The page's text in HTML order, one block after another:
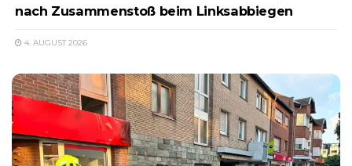
nach Zusammenstoß beim Linksabbiegen
4. AUGUST 2026